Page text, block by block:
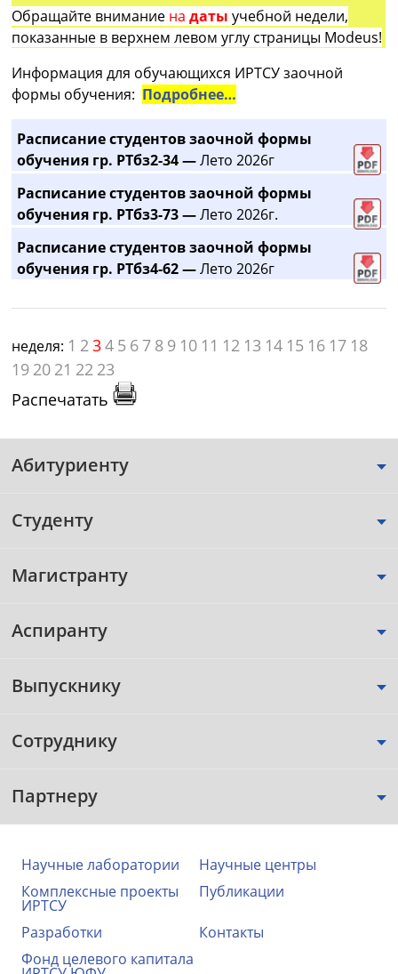
Обращайте внимание на датыучебной недели,
показанные в верхнем левом углу страницы Modeus!
Информация для обучающихся ИРТСУ заочной
формы обучения: Подробнее…
Расписание студентов заочной формы
обучения гр. РТбз2-34 —Лето 2026г
Расписание студентов заочной формы
обучения гр. РТбз3-73 —Лето 2026г.
Расписание студентов заочной формы
обучения гр. РТбз4-62 —Лето 2026г
неделя: 1 234 5 6 7 8 9 10 11 12 13 14 15 16 17 18
19 20 21 22 23
Распечатать
Абитуриенту
Студенту
Магистранту
Аспиранту
Выпускнику
Сотруднику
Партнеру
Научные лаборатории
Научные центры
Комплексные проекты
ИРТСУ
Публикации
Разработки
Контакты
Фонд целевого капитала